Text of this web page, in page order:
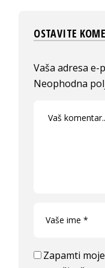
OSTAVITE
Vaša adresa
Neophodna
Zapamti